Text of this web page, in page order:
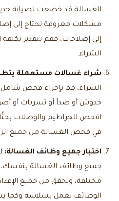
الغسالة قد خضعت لصيانة
مشكلات معروفة تحتاج إلى
إلى إصلاحات، فقم بتقدير
الشراء.
شراء غسالات مستعملة
الشراء، قم بإجراء فحص
خدوش أو صدأ أو تسربات أو
افحص الخراطيم والوصلات بحثًا
في فحص الغسالة من جميع
اختبار جميع وظائف الغسالة:
جميع وظائف الغسالة
مختلفة، وتحقق من جميع
الوظائف تعمل بسلاسة وكما